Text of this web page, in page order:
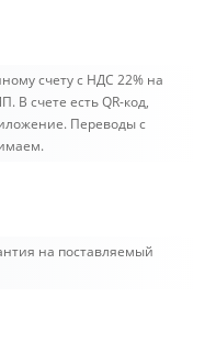
счету c НДС 22% на
В счете есть QR-код,
Переводы с
на поставляемый